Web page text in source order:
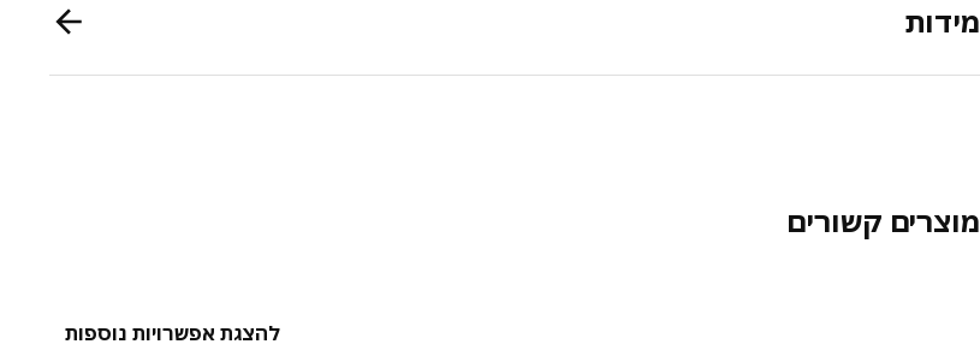
מידות
מוצרים קשורים
להצגת אפשרויות נוספות